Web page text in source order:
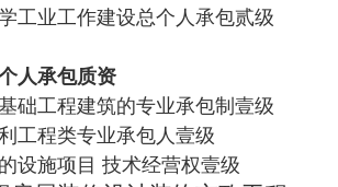
工业工作建设总个人承包贰级
人承包质资
础工程建筑的专业承包制壹级
工程类专业承包人壹级
设施项目 技术经营权壹级